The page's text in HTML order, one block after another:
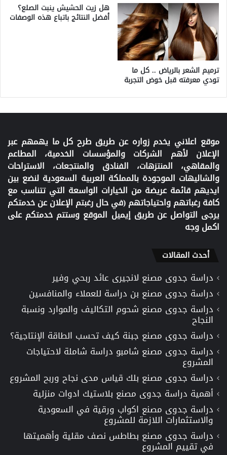
ترميم الشعر بالرياض .. كل ما
تودي معرفته قبل خوض التجربة
هل زيت الحشيش ينبت الصلع؟
أفضل النتائج باتباع هذه الوصفات
موقع اعلاني يخدم زواره عن طريق طرح كل ما يهمهم عبر
الإعلان لأهم الشركات والمؤسسات الخدمية، المطاعم
والمقاهي، المنتزهات، الفنادق والمنتجعات، الاستراحات
والشاليهات الموجودة بالمملكة العربية السعودية لنضع بين
ايديهم قائمة عريضة من الخيارات الواسعة التي تتناسب مع
كافة رغباتهم واحتياجاتهم (في حال رغبتم الإعلان عن خدمتكم
يرجى التواصل عن طريق إيميل الموقع وستتم خدمتكم على
اكمل وجه
أحدث المقالات
دراسة جدوى مصنع لانجيرى عائد ربحي وفير
دراسة جدوى مصنع بن دراسة للعملاء والمنافسين
دراسة جدوى مصنع شحوم التكاليف والموارد ونسبة
النجاح
دراسة جدوى مصنع جبنة كيف تحسب الطاقة الإنتاجية؟
دراسة جدوى مصنع شامبو دراسة شاملة لاحتياجات
المشروع
دراسة جدوى مصنع بلك قياس مدى نجاح وربح المشروع
أهمية دراسة جدوى مصنع بلاستيك ادوات منزلية
دراسة جدوى مصنع اكواب ورقية في السعودية
والاستثمارات اللازمة للمشروع
دراسة جدوى مصنع بطاطس نصف مقلية وأهميتها
في تقييم المشروع